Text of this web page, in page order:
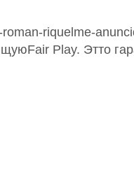
riquelme-
Play. Этто